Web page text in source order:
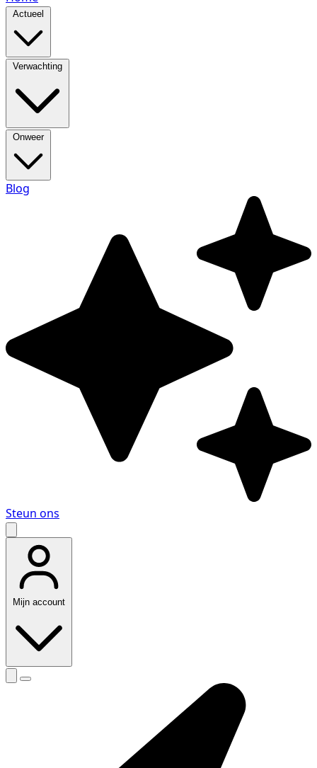
Actueel
Verwachting
Onweer
Blog
Steun ons
Mijn account